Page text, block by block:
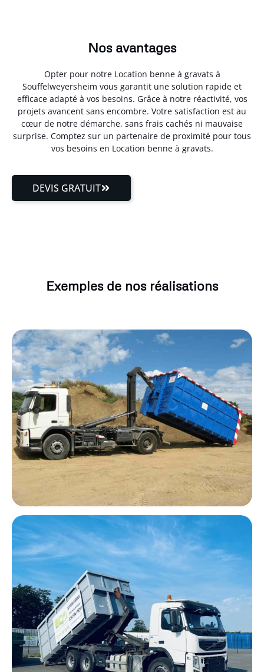
Nos avantages
Opter pour notre Location benne à gravats à
Souffelweyersheim vous garantit une solution rapide et
efficace adapté à vos besoins. Grâce à notre réactivité, vos
projets avancent sans encombre. Votre satisfaction est au
cœur de notre démarche, sans frais cachés ni mauvaise
surprise. Comptez sur un partenaire de proximité pour tous
vos besoins en Location benne à gravats.
DEVIS GRATUIT
Exemples de nos réalisations